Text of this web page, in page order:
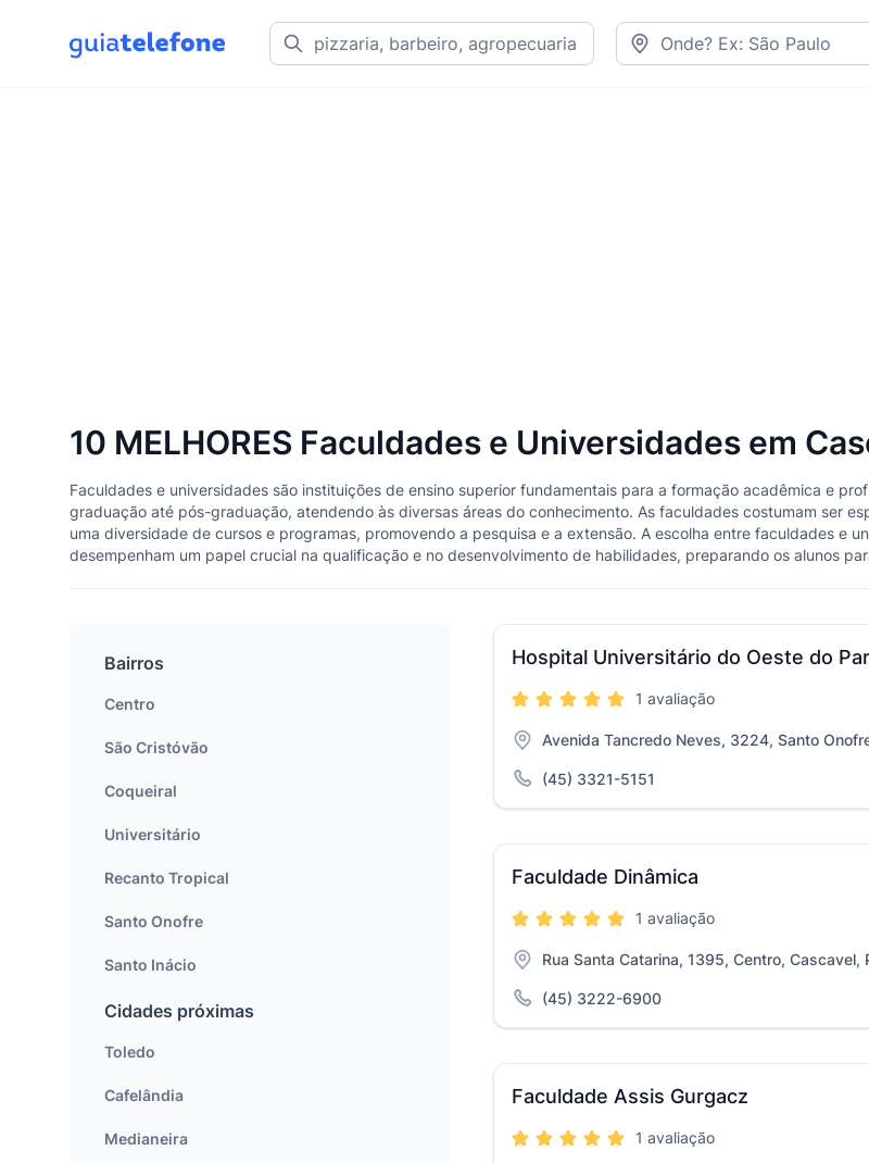
10 MELHORES Faculdades e Universidades em
Faculdades e universidades são instituições de ensino superior fundamentais para a formação acadêmica e
graduação até pós-graduação, atendendo às diversas áreas do conhecimento. As faculdades costumam ser
uma diversidade de cursos e programas, promovendo a pesquisa e a extensão. A escolha entre faculdades e
desempenham um papel crucial na qualificação e no desenvolvimento de habilidades, preparando os alunos
Hospital Universitário do Oeste do
1 avaliação
Avenida Tancredo Neves, 3224, Santo
(45) 3321-5151
Faculdade Dinâmica
1 avaliação
Rua Santa Catarina, 1395, Centro, Cascavel,
(45) 3222-6900
Faculdade Assis Gurgacz
1 avaliação
Bairros
Centro
São Cristóvão
Coqueiral
Universitário
Recanto Tropical
Santo Onofre
Santo Inácio
Cidades próximas
Toledo
Cafelândia
Medianeira